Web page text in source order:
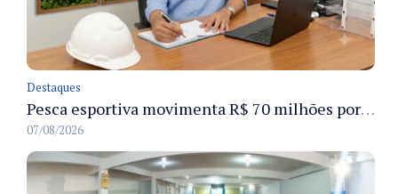
Destaques
Pesca esportiva movimenta R$ 70 milhões por ano e ganha espaço na economia sustentável do Amazonas
07/08/2026